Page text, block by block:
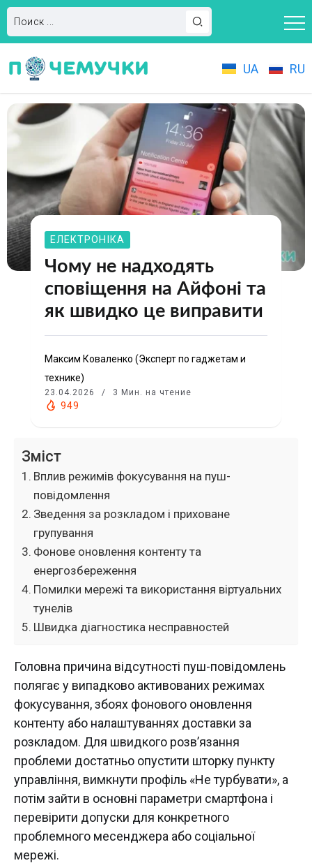
UA RU
ЕЛЕКТРОНІКА
Чому не надходять
сповіщення на Айфоні та
як швидко це виправити
Максим Коваленко (Эксперт по гаджетам и
технике)
23.04.2026 3 Мин. на чтение
949
Зміст
Вплив режимів фокусування на пуш-
повідомлення
Зведення за розкладом і приховане
групування
Фонове оновлення контенту та
енергозбереження
Помилки мережі та використання віртуальних
тунелів
Швидка діагностика несправностей
Головна причина відсутності пуш-повідомлень
полягає у випадково активованих режимах
фокусування, збоях фонового оновлення
контенту або налаштуваннях доставки за
розкладом. Для швидкого розв’язання
проблеми достатньо опустити шторку пункту
управління, вимкнути профіль «Не турбувати», а
потім зайти в основні параметри смартфона і
перевірити допуски для конкретного
проблемного месенджера або соціальної
мережі.